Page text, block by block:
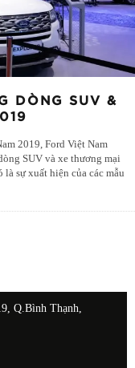
DÒNG SUV &
2019, Ford Việt Nam
SUV và xe thương mại
sự xuất hiện của các mẫu
Q.Bình Thạnh,